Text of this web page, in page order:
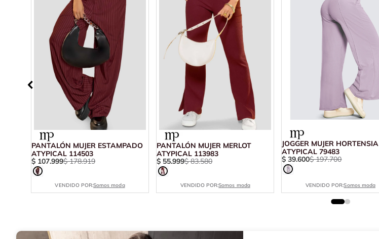
PANTALÓN MUJER ESTAMPADO
ATYPICAL 114503
$ 107.999$ 178.919
VENDIDO POR:Somos moda
PANTALÓN MUJER MERLOT
ATYPICAL 113983
$ 55.999$ 83.580
VENDIDO POR:Somos moda
JOGGER MUJER HORTENSIA
ATYPICAL 79483
$ 39.600$ 197.700
VENDIDO POR:Somos moda